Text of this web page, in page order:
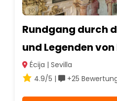
Rundgang durch
und Legenden von
Écija | Sevilla
4.9/5 |
+25